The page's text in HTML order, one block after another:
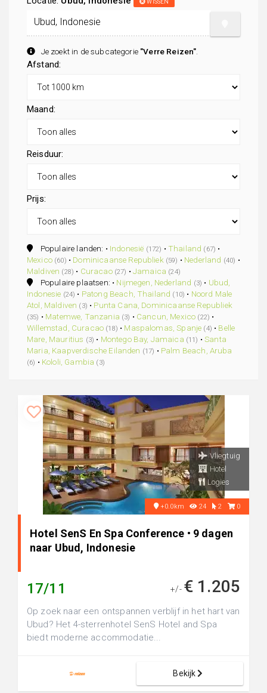
Je zoekt in de subcategorie "Verre Reizen"
Afstand:
Maand:
Reisduur:
Prijs:
Populaire landen: • Indonesië (172) • Thailand (67) •
Mexico (60) • Dominicaanse Republiek (59) • Nederland (40) •
Maldiven (28) • Curacao (27) • Jamaica (24)
Populaire plaatsen: • Nijmegen, Nederland (3) • Ubud,
Indonesie (24) • Patong Beach, Thailand (10) • Noord Male
Atol, Maldiven (3) • Punta Cana, Dominicaanse Republiek
(35) • Matemwe, Tanzania (3) • Cancun, Mexico (22) •
Willemstad, Curacao (18) • Maspalomas, Spanje (4) • Belle
Mare, Mauritius (3) • Montego Bay, Jamaica (11) •Santa
Maria, Kaapverdische Eilanden (17) • Palm Beach, Aruba
(6) • Kololi, Gambia (3)
Vliegtuig
Hotel
Logies
+0.0km 24 2 0
Hotel SenS En Spa Conference • 9 dagen
naar Ubud, Indonesie
17/11 +/- € 1.205
Op zoek naar een ontspannen verblijf in het hart van
Ubud? Het 4-sterrenhotel SenS Hotel and Spa
biedt moderne accommodatie...
Bekijk